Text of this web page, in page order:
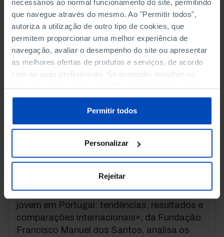
necessários ao normal funcionamento do site, permitindo
que navegue através do mesmo. Ao "Permitir todos",
autoriza a utilização de outro tipo de cookies, que
permitem proporcionar uma melhor experiência de
navegação, avaliar o desempenho do site ou apresentar
as melhores ofertas de produtos e serviços, de acordo
com as suas preferências. Se pretender escolher os
sobre cookies através da gestão de preferências ou da
Política de Cookies.
Permitir todos
Personalizar
Rejeitar
mais horas por semana em creches e escolas
na Europa.
14
Ensino superior em Portugal: evolução,
desafios e impacto no emprego e nos
(coordenador), Pedro Reis e Teresa Thomas,
o policy paper «Ensino Superior e emprego
jovem em Portugal: tendências, resultados e
comparações internacionais», da Fundação
Francisco Manuel dos Santos, analisa os